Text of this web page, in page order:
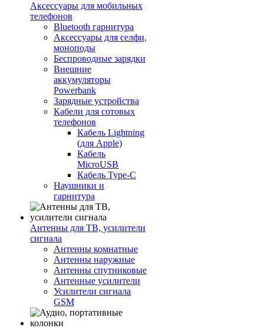
Аксессуары для мобильных
телефонов
Bluetooth гарнитура
Аксессуары для селфи,
моноподы
Беспроводные зарядки
Внешние
аккумуляторы
Powerbank
Зарядные устройства
Кабели для сотовых
телефонов
Кабель Lightning
(для Apple)
Кабель
MicroUSB
Кабель Type-C
Наушники и
гарнитура
Антенны для ТВ, усилители
сигнала
Антенны комнатные
Антенны наружные
Антенны спутниковые
Антенные усилители
Усилители сигнала
GSM